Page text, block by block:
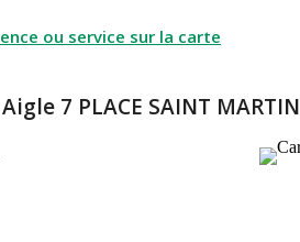
ou service sur la carte
7 PLACE SAINT MARTIN